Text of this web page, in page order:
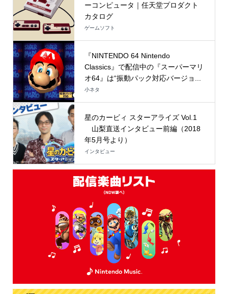
ーコンピュータ｜任天堂プロダクト
カタログ
ゲームソフト
『NINTENDO 64 Nintendo
Classics』で配信中の『スーパーマリ
オ64』は“振動パック対応バージョ...
小ネタ
星のカービィ スターアライズ Vol.1
山梨直送インタビュー前編（2018
年5月号より）
インタビュー